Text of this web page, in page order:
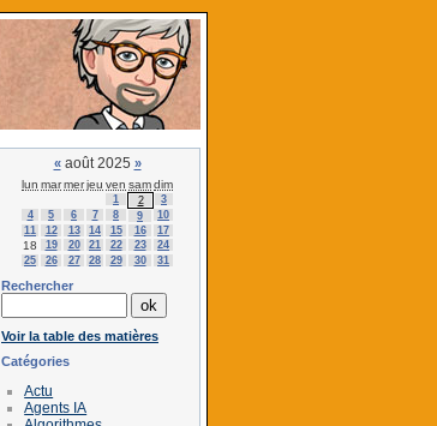
«août 2025 »
lun marmerjeu ven samdim
1 2
3
4
5 6 7 8 9
10
11
12 13 14 15 16 17
18 19 20 21 22 23
24
25
26 27 28 29 30 31
Rechercher
Voir la table des matières
Catégories
Actu
Agents IA